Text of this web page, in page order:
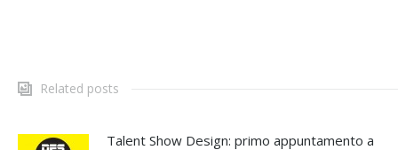
Related posts
Talent Show Design: primo appuntamento a